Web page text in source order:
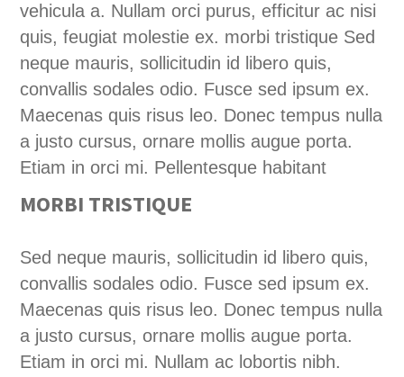
vehicula a. Nullam orci purus, efficitur ac nisi
quis, feugiat molestie ex. morbi tristique Sed
neque mauris, sollicitudin id libero quis,
convallis sodales odio. Fusce sed ipsum ex.
Maecenas quis risus leo. Donec tempus nulla
a justo cursus, ornare mollis augue porta.
Etiam in orci mi. Pellentesque habitant
MORBI TRISTIQUE
Sed neque mauris, sollicitudin id libero quis,
convallis sodales odio. Fusce sed ipsum ex.
Maecenas quis risus leo. Donec tempus nulla
a justo cursus, ornare mollis augue porta.
Etiam in orci mi. Nullam ac lobortis nibh.